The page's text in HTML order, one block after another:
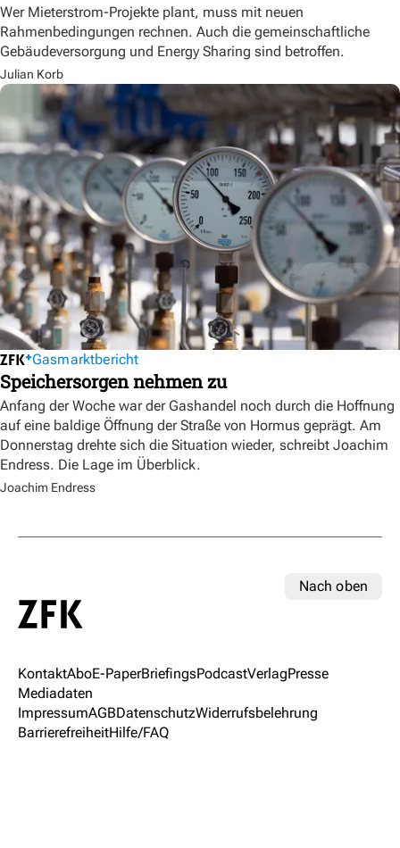
Wer Mieterstrom-Projekte plant, muss mit neuen
Rahmenbedingungen rechnen. Auch die gemeinschaftliche
Gebäudeversorgung und Energy Sharing sind betroffen.
Julian Korb
Gasmarktbericht
Speichersorgen nehmen zu
Anfang der Woche war der Gashandel noch durch die Hoffnung
auf eine baldige Öffnung der Straße von Hormus geprägt. Am
Donnerstag drehte sich die Situation wieder, schreibt Joachim
Endress. Die Lage im Überblick.
Joachim Endress
Nach oben
KontaktAboE-PaperBriefingsPodcastVerlagPresse
Mediadaten
ImpressumAGBDatenschutzWiderrufsbelehrung
BarrierefreiheitHilfe/FAQ